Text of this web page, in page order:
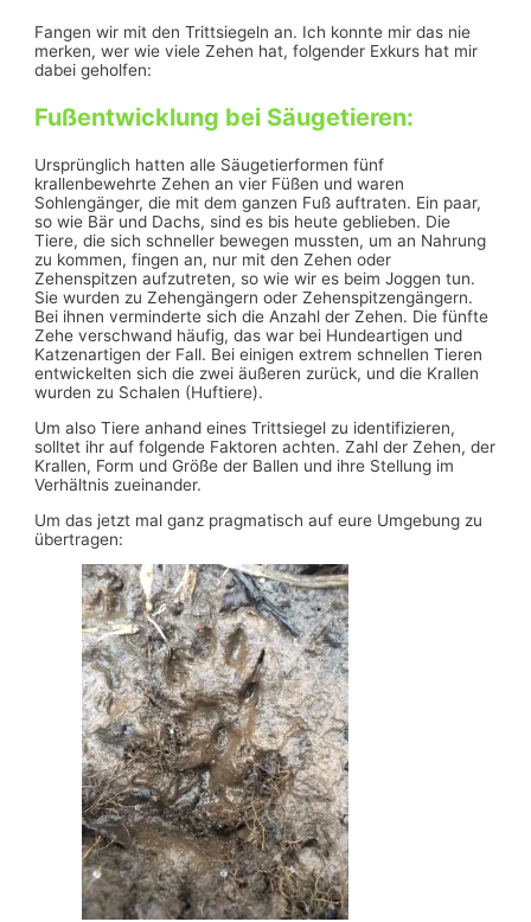
Fangen wir mit den Trittsiegeln an. Ich konnte mir das nie
merken, wer wie viele Zehen hat, folgender Exkurs hat mir
dabei geholfen:
Fußentwicklung bei Säugetieren:
Ursprünglich hatten alle Säugetierformen fünf
krallenbewehrte Zehen an vier Füßen und waren
Sohlengänger, die mit dem ganzen Fuß auftraten. Ein paar,
so wie Bär und Dachs, sind es bis heute geblieben. Die
Tiere, die sich schneller bewegen mussten, um an Nahrung
zu kommen, fingen an, nur mit den Zehen oder
Zehenspitzen aufzutreten, so wie wir es beim Joggen tun.
Sie wurden zu Zehengängern oder Zehenspitzengängern.
Bei ihnen verminderte sich die Anzahl der Zehen. Die fünfte
Zehe verschwand häufig, das war bei Hundeartigen und
Katzenartigen der Fall. Bei einigen extrem schnellen Tieren
entwickelten sich die zwei äußeren zurück, und die Krallen
wurden zu Schalen (Huftiere).
Um also Tiere anhand eines Trittsiegel zu identifizieren,
solltet ihr auf folgende Faktoren achten. Zahl der Zehen, der
Krallen, Form und Größe der Ballen und ihre Stellung im
Verhältnis zueinander.
Um das jetzt mal ganz pragmatisch auf eure Umgebung zu
übertragen: